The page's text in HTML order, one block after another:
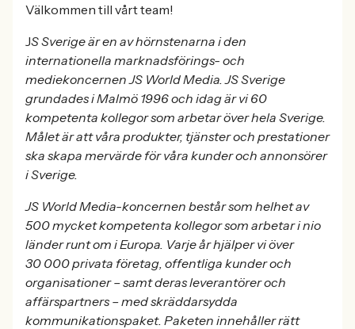
Välkommen till vårt team!
JS Sverige är en av hörnstenarna i den
internationella marknadsförings- och
mediekoncernen JS World Media. JS Sverige
grundades i Malmö 1996 och idag är vi 60
kompetenta kollegor som arbetar över hela Sverige.
Målet är att våra produkter, tjänster och prestationer
ska skapa mervärde för våra kunder och annonsörer
i Sverige.
JS World Media-koncernen består som helhet av
500 mycket kompetenta kollegor som arbetar i nio
länder runt om i Europa. Varje år hjälper vi över
30 000 privata företag, offentliga kunder och
organisationer – samt deras leverantörer och
affärspartners – med skräddarsydda
kommunikationspaket. Paketen innehåller rätt